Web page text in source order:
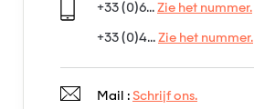
+33 (0)6... Zie het nummer.
+33 (0)4... Zie het nummer.
Mail : Schrijf ons.